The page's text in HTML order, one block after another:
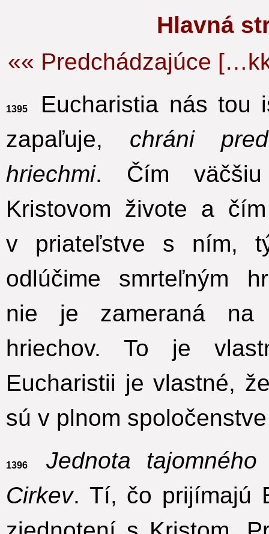
Hlavná
«« Predchádzajúce
1395
Eucharistia nás tou
zapaľuje, chráni pred
hriechmi. Čím
Kristovom živote a
v priateľstve s ním,
odlúčime smrteľným
nie je zameraná na
hriechov. To je
Eucharistii je vlastné,
sú v plnom
1396
Jednota
Cirkev. Tí, čo prijímajú